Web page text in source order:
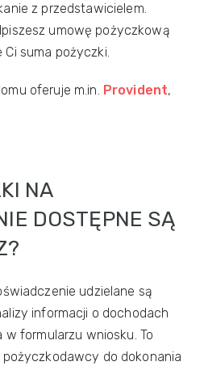
z przedstawicielem.
umowę pożyczkową
Ci suma pożyczki.
oferuje m.in. Provident,
NA
DOSTĘPNE SĄ
udzielane są
informacji o dochodach
formularzu wniosku. To
pożyczkodawcy do dokonania